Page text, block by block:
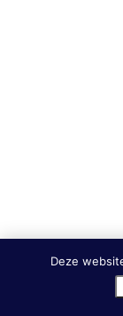
Deze